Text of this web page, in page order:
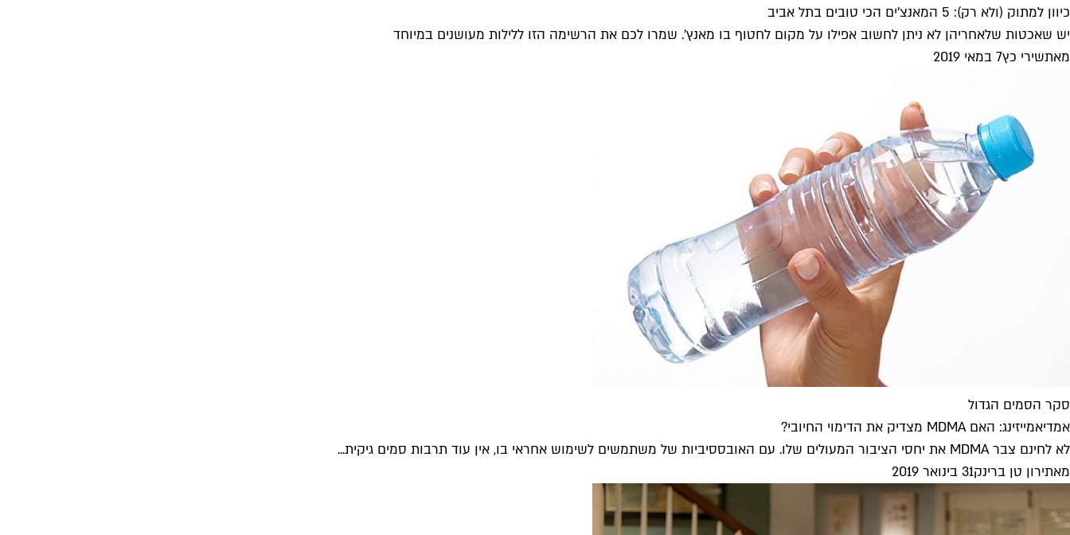
כיוון למתוק (ולא רק): 5 המאנצ'ים הכי טובים בתל אביב
יש שאכטות שלאחריהן לא ניתן לחשוב אפילו על מקום לחטוף בו מאנץ'. שמרו לכם את הרשימה הזו ללילות מעושנים במיוחד
מאתשירי כץ7 במאי 2019
סקר הסמים הגדול
אמדיאמייזינג: האם MDMA מצדיק את הדימוי החיובי?
לא לחינם צבר MDMA את יחסי הציבור המעולים שלו. עם האובססיביות של משתמשים לשימוש אחראי בו, אין עוד תרבות סמים גיקית...
מאתירון טן ברינק31 בינואר 2019